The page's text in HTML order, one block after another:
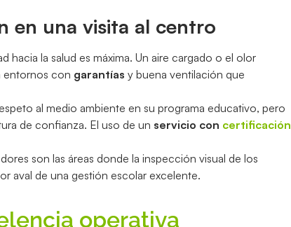
en una visita al centro
hacia la salud es máxima. Un aire cargado o el olor
entornos con garantías y buena ventilación que
al medio ambiente en su programa educativo, pero
de confianza. El uso de un servicio con certificación
son las áreas donde la inspección visual de los
aval de una gestión escolar excelente.
operativa